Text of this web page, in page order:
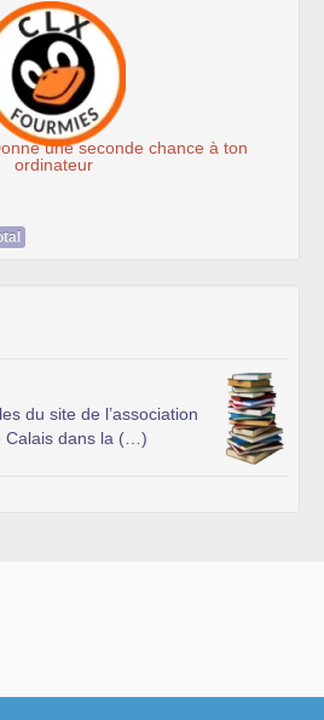
Association Éthiciel
du site de l’association
Calais dans la (…)